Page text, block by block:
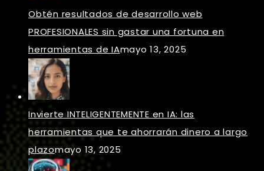
Obtén resultados de desarrollo web
PROFESIONALES sin gastar una fortuna en
herramientas de IAmayo 13, 2025
Invierte INTELIGENTEMENTE en IA: las
herramientas que te ahorrarán dinero a largo
plazomayo 13, 2025